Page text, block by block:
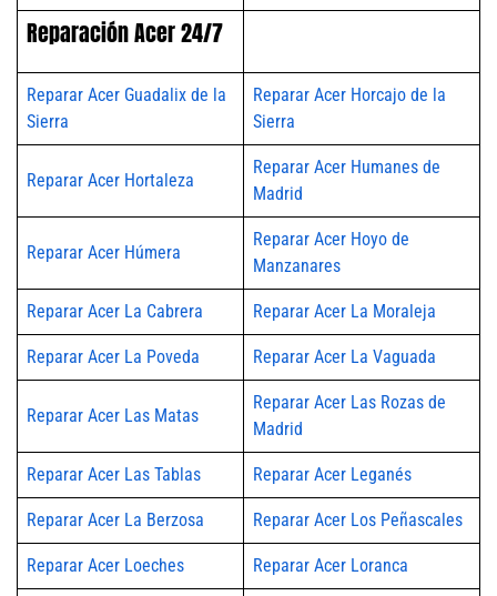
Reparación Acer 24/7
Reparar Acer Guadalix de la
Sierra
Reparar Acer Horcajo de la
Sierra
Reparar Acer Hortaleza
Reparar Acer Humanes de
Madrid
Reparar Acer Húmera
Reparar Acer Hoyo de
Manzanares
Reparar Acer La Cabrera Reparar Acer La Moraleja
Reparar Acer La Poveda Reparar Acer La Vaguada
Reparar Acer Las Matas
Reparar Acer Las Rozas de
Madrid
Reparar Acer Las Tablas Reparar Acer Leganés
Reparar Acer La Berzosa Reparar Acer Los Peñascales
Reparar Acer Loeches Reparar Acer Loranca